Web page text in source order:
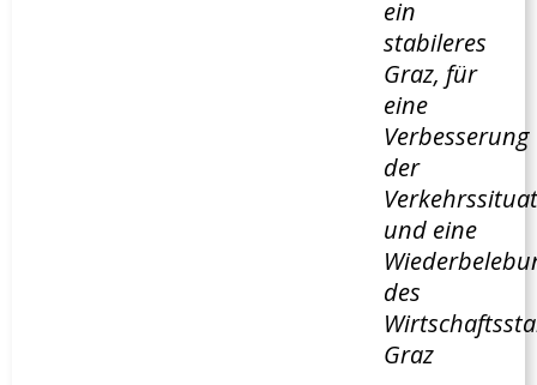
ein
stabileres
Graz, für
eine
Verbesserung
der
und eine
des
Graz